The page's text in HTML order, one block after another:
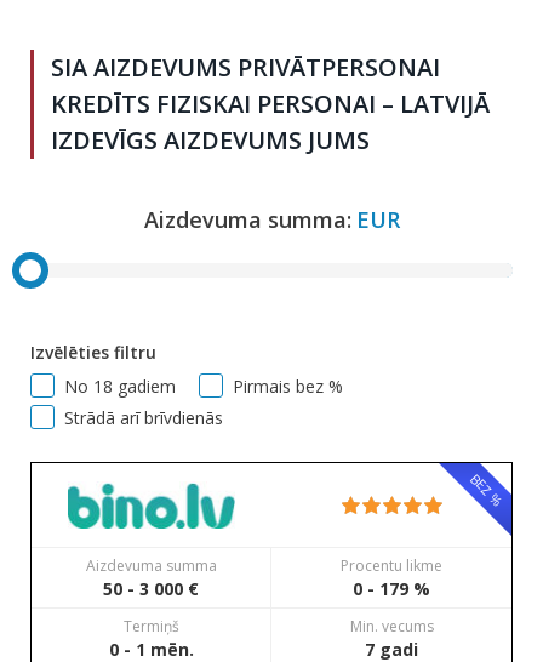
SIA AIZDEVUMS PRIVĀTPERSONAI
KREDĪTS FIZISKAI PERSONAI – LATVIJĀ
IZDEVĪGS AIZDEVUMS JUMS
Aizdevuma summa: EUR
Izvēlēties filtru
No 18 gadiem
Pirmais bez %
Strādā arī brīvdienās
BEZ %
Aizdevuma summa
50 - 3 000 €
Procentu likme
0 - 179 %
Termiņš
0 - 1 mēn.
Min. vecums
7 gadi